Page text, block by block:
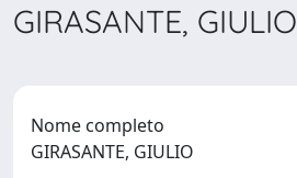
GIRASANTE, GIULIO
Nome completo
GIRASANTE, GIULIO